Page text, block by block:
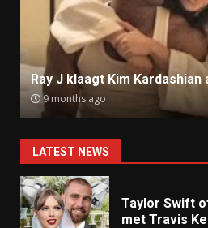
Ray J klaagt Kim
9 months ago
LATEST NEWS
Taylor Swift
met Travis